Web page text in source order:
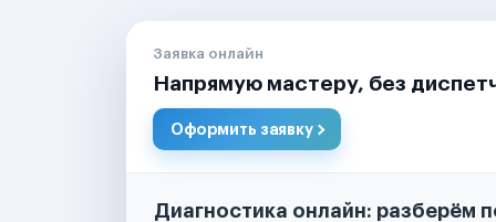
Заявка онлайн
Напрямую мастеру, без
Оформить заявку
Диагностика онлайн: разберём